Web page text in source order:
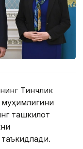
Тинчлик
ташкилот